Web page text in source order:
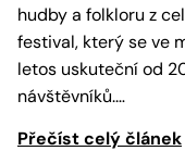
hudby a folkloru z
festival, který se ve
letos uskuteční od
návštěvníků.…
Přečíst celý článek